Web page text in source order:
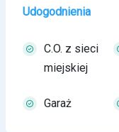
Udogodnienia
C.O. z sieci
miejskiej
Garaż